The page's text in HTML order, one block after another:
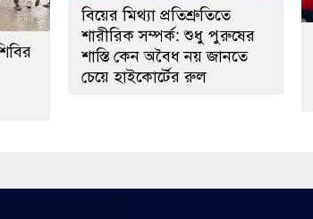
বিয়ের মিথ্যা প্রতিশ্রুতিতে
শারীরিক সম্পর্ক: শুধু পুরুষের
শাস্তি কেন অবৈধ নয় জানতে
চেয়ে হাইকোর্টের রুল